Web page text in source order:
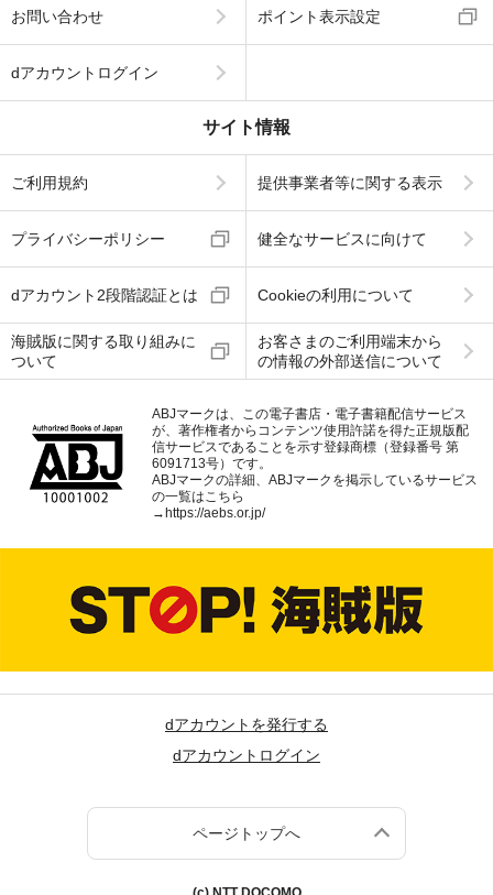
お問い合わせ ポイント表示設定
dアカウントログイン
サイト情報
ご利用規約 提供事業者等に関する表示
プライバシーポリシー 健全なサービスに向けて
dアカウント2段階認証とは Cookieの利用について
海賊版に関する取り組みに
ついて
お客さまのご利用端末から
の情報の外部送信について
ABJマークは、この電子書店・電子書籍配信サービス
が、著作権者からコンテンツ使用許諾を得た正規版配
信サービスであることを示す登録商標（登録番号 第
6091713号）です。
ABJマークの詳細、ABJマークを掲示しているサービス
の一覧はこちら
→https://aebs.or.jp/
dアカウントを発行する
dアカウントログイン
ページトップへ